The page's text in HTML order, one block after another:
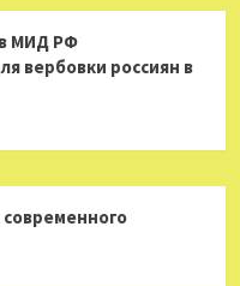
МИД РФ
вербовки россиян в